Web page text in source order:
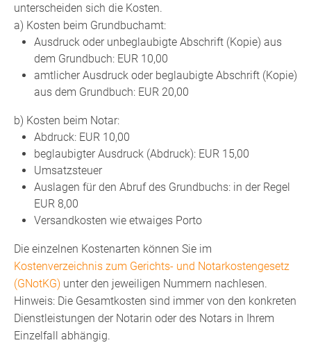
unterscheiden sich die Kosten.
a) Kosten beim Grundbuchamt:
Ausdruck oder unbeglaubigte Abschrift (Kopie) aus
dem Grundbuch: EUR 10,00
amtlicher Ausdruck oder beglaubigte Abschrift (Kopie)
aus dem Grundbuch: EUR 20,00
b) Kosten beim Notar:
Abdruck: EUR 10,00
beglaubigter Ausdruck (Abdruck): EUR 15,00
Umsatzsteuer
Auslagen für den Abruf des Grundbuchs: in der Regel
EUR 8,00
Versandkosten wie etwaiges Porto
Die einzelnen Kostenarten können Sie im
Kostenverzeichnis zum Gerichts- und Notarkostengesetz
(GNotKG) unter den jeweiligen Nummern nachlesen.
Hinweis: Die Gesamtkosten sind immer von den konkreten
Dienstleistungen der Notarin oder des Notars in Ihrem
Einzelfall abhängig.